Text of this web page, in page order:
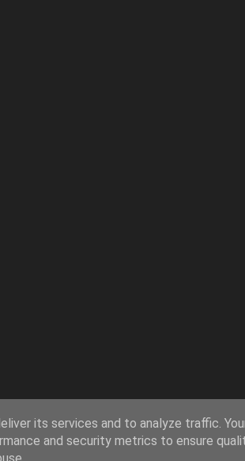
its services and to analyze traffic.
and security metrics to ensure